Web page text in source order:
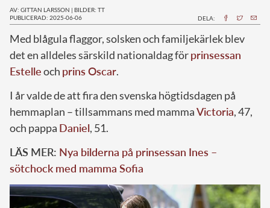
AV: GITTAN LARSSON | BILDER: TT
PUBLICERAD: 2025-06-06
DELA:
Med blågula flaggor, solsken och familjekärlek blev
det en alldeles särskild nationaldag förprinsessan
Estelleoch prins Oscar.
I år valde de att fira den svenska högtidsdagen på
hemmaplan – tillsammans med mammaVictoria, 47,
och pappa Daniel, 51.
LÄS MER: Nya bilderna på prinsessan Ines –
sötchock med mamma Sofia